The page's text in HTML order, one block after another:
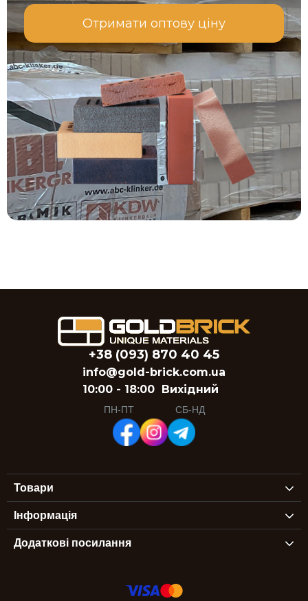
Отримати оптову ціну
+38 (093) 870 40 45
info@gold-brick.com.ua
10:00 - 18:00
ПН-ПТ
Вихідний
СБ-НД
Товари
Інформація
Додаткові посилання